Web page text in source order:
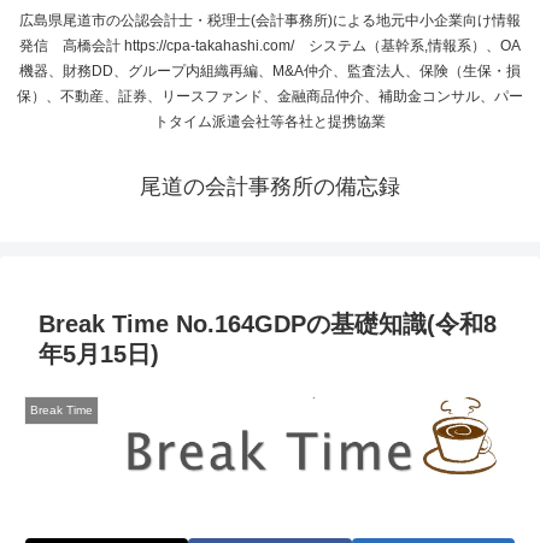
広島県尾道市の公認会計士・税理士(会計事務所)による地元中小企業向け情報
発信 高橋会計 https://cpa-takahashi.com/ システム（基幹系,情報系）、OA
機器、財務DD、グループ内組織再編、M&A仲介、監査法人、保険（生保・損
保）、不動産、証券、リースファンド、金融商品仲介、補助金コンサル、パー
トタイム派遣会社等各社と提携協業
尾道の会計事務所の備忘録
Break Time No.164GDPの基礎知識(令和8
年5月15日)
Break Time